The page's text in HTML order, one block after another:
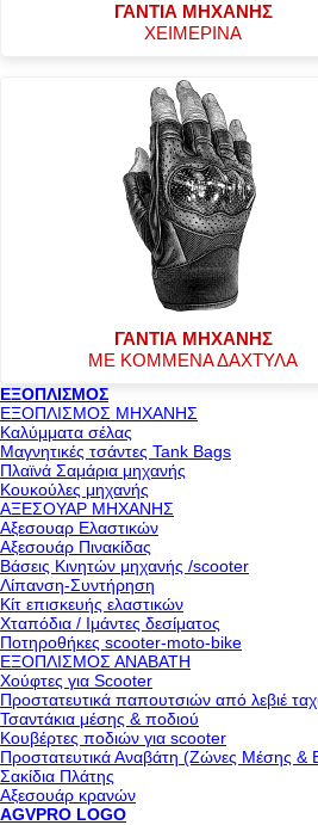
ΓΑΝΤΙΑ ΜΗΧΑΝΗΣ
ΧΕΙΜΕΡΙΝΑ
ΓΑΝΤΙΑ ΜΗΧΑΝΗΣ
ΜΕ ΚΟΜΜΕΝΑ ΔΑΧΤΥΛΑ
ΕΞΟΠΛΙΣΜΟΣ
ΕΞΟΠΛΙΣΜΟΣ ΜΗΧΑΝΗΣ
Καλύμματα σέλας
Μαγνητικές τσάντες Tank Bags
Πλαϊνά Σαμάρια μηχανής
Κουκούλες μηχανής
ΑΞΕΣΟΥΑΡ ΜΗΧΑΝΗΣ
Αξεσουαρ Ελαστικών
Αξεσουάρ Πινακίδας
Βάσεις Κινητών μηχανής /scooter
Λίπανση-Συντήρηση
Κίτ επισκευής ελαστικών
Χταπόδια / Ιμάντες δεσίματος
Ποτηροθήκες scooter-moto-bike
ΕΞΟΠΛΙΣΜΟΣ ΑΝΑΒΑΤΗ
Χούφτες για Scooter
Προστατευτικά παπουτσιών από λεβιέ
Τσαντάκια μέσης & ποδιού
Κουβέρτες ποδιών για scooter
Προστατευτικά Αναβάτη (Ζώνες Μέσης &
Σακίδια Πλάτης
Αξεσουάρ κρανών
AGVPRO LOGO